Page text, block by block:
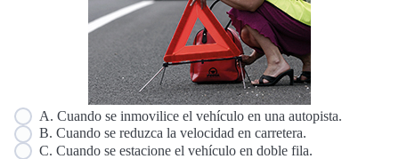
A. Cuando se inmovilice el vehículo en una autopista.
B. Cuando se reduzca la velocidad en carretera.
C. Cuando se estacione el vehículo en doble fila.